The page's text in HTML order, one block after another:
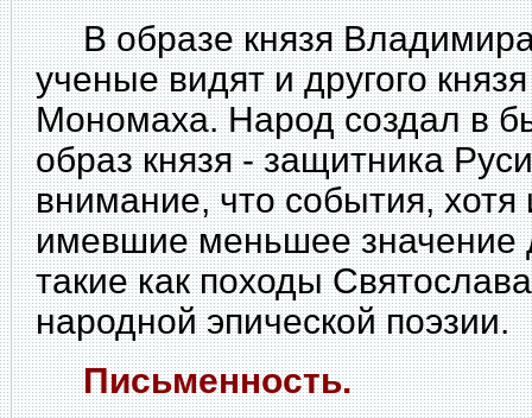
В образе князя
ученые видят и другого
Мономаха. Народ создал в
образ князя - защитника
внимание, что события, хотя
имевшие меньшее значение
такие как походы
народной эпической поэзии.
Письменность.